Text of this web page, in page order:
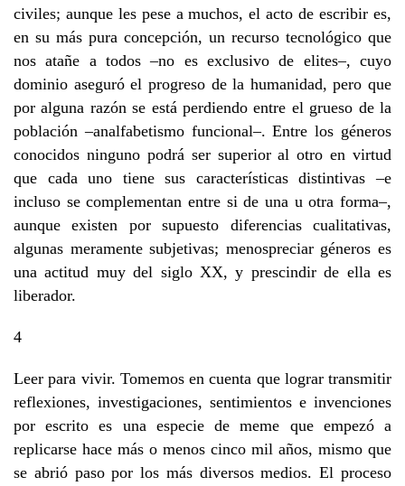
civiles; aunque les pese a muchos, el acto de escribir es,
en su más pura concepción, un recurso tecnológico que
nos atañe a todos –no es exclusivo de elites–, cuyo
dominio aseguró el progreso de la humanidad, pero que
por alguna razón se está perdiendo entre el grueso de la
población –analfabetismo funcional–. Entre los géneros
conocidos ninguno podrá ser superior al otro en virtud
que cada uno tiene sus características distintivas –e
incluso se complementan entre si de una u otra forma–,
aunque existen por supuesto diferencias cualitativas,
algunas meramente subjetivas; menospreciar géneros es
una actitud muy del siglo XX, y prescindir de ella es
liberador.
4
Leer para vivir. Tomemos en cuenta que lograr transmitir
reflexiones, investigaciones, sentimientos e invenciones
por escrito es una especie de meme que empezó a
replicarse hace más o menos cinco mil años, mismo que
se abrió paso por los más diversos medios. El proceso